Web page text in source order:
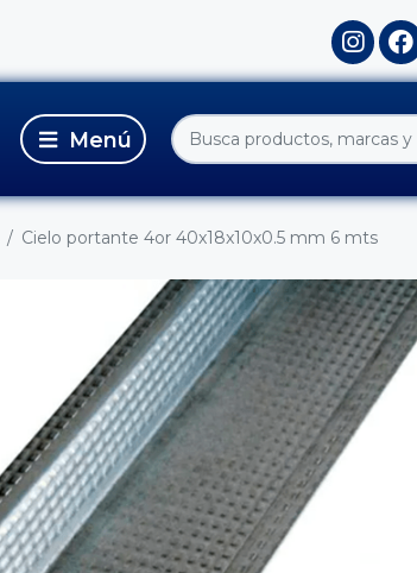
Cielo portante 4or 40x18x10x0.5 mm 6 mts